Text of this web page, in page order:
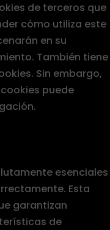
de terceros que
cómo utiliza este
en su
También tiene
Sin embargo,
puede
esenciales
Esta
garantizan
de